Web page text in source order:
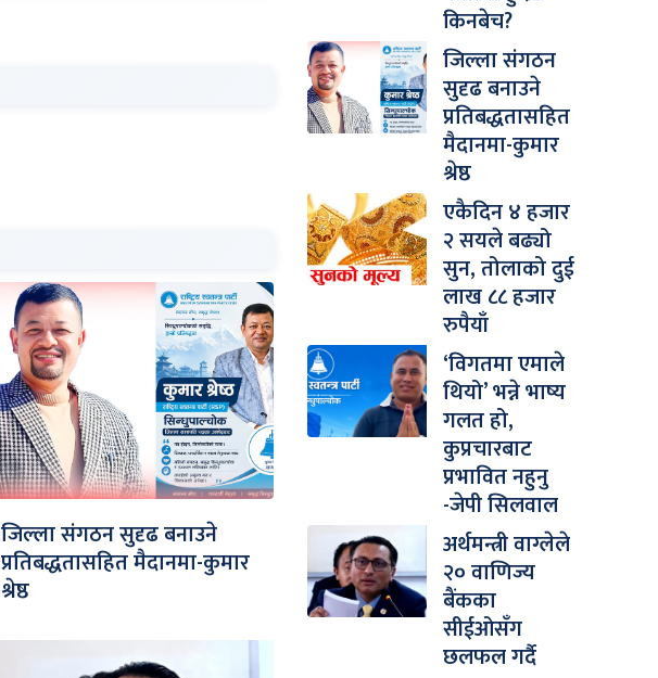
जिल्ला संगठन सुदृढ बनाउने
प्रतिबद्धतासहित मैदानमा-कुमार
श्रेष्ठ
किनबेच?
जिल्ला संगठन
सुदृढ बनाउने
प्रतिबद्धतासहित
मैदानमा-कुमार
श्रेष्ठ
एकैदिन ४ हजार
२ सयले बढ्यो
सुन, तोलाको दुई
लाख ८८ हजार
रुपैयाँ
‘विगतमा एमाले
थियो’ भन्ने भाष्य
गलत हो,
कुप्रचारबाट
प्रभावित नहुनु
-जेपी सिलवाल
अर्थमन्त्री वाग्लेले
२० वाणिज्य
बैंकका
सीईओसँग
छलफल गर्दै